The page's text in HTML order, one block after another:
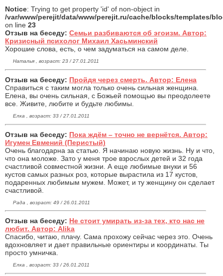
Notice: Trying to get property 'id' of non-object in
/var/www/perejit/data/www/perejit.ru/cache/blocks/templates/
on line 23
Отзыв на беседу: Семьи разбиваются об эгоизм. Автор:
Кризисный психолог Михаил Хасьминский
Хорошие слова, есть, о чем задуматься на самом деле.
Наталья , возраст: 23 / 27.01.2011
Отзыв на беседу: Пройдя через смерть. Автор: Елена
Справиться с таким могла только очень сильная женщина.
Елена, вы очень сильная, с Божьей помощью вы преодолеете
все. Живите, любите и будьте любимы.
Елка , возраст: 33 / 27.01.2011
Отзыв на беседу: Пока ждём – точно не вернётся. Автор:
Игумен Евмений (Перистый)
Очень благодарна за статью. Я начинаю новую жизнь. Ну и что,
что она моложе. Зато у меня трое взрослых детей и 32 года
счастливой совместной жизни. А еще любимые внуки и 56
кустов самых разных роз, которые вырастила из 17 кустов,
подаренных любимым мужем. Может, и ту женщину он сделает
счастливой.
Рада , возраст: 49 / 26.01.2011
Отзыв на беседу: Не стоит умирать из-за тех, кто нас не
любит. Автор: Alika
Спасибо, читаю, плачу. Сама прохожу сейчас через это. Очень
вдохновляет и дает правильные ориентиры и координаты. Ты
просто умничка.
Елка , возраст: 33 / 26.01.2011